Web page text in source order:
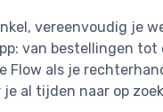
vereenvoudig je
van bestellingen
Flow als je
je al tijden naar op